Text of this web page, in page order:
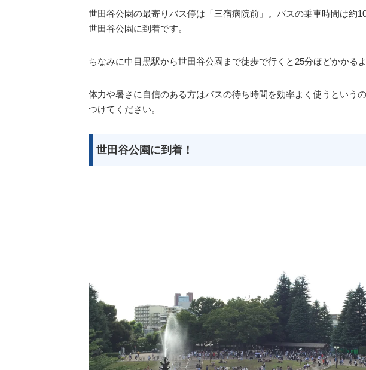
世田谷公園の最寄りバス停は「三宿病院前」。バスの乗車時間は約
世田谷公園に到着です。
ちなみに中目黒駅から世田谷公園まで徒歩で行くと25分ほどかかるよ
体力や暑さに自信のある方はバスの待ち時間を効率よく使うという
つけてください。
世田谷公園に到着！